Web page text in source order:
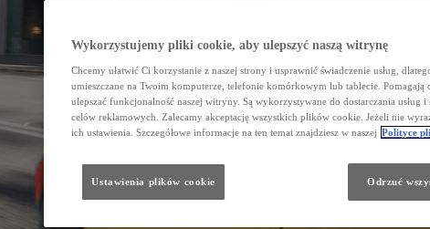
Wykorzystujemy pliki cookie, aby ulepszyć naszą witrynę
Chcemy ułatwić Ci korzystanie z naszej strony i usprawnić świadczenie usług,
umieszczane na Twoim komputerze, telefonie komórkowym lub tablecie. Pomagają
ulepszać funkcjonalność naszej witryny. Są wykorzystywane do dostarczania usług i
celów reklamowych. Zalecamy akceptację wszystkich plików cookie. Jeżeli nie
ich ustawienia. Szczegółowe informacje na ten temat znajdziesz w naszej Polityce
Odrzuć
Ustawienia plików cookie